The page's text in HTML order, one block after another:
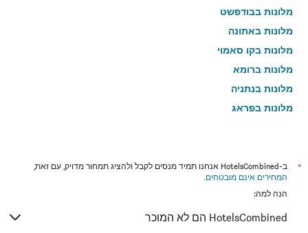
מלונות בבודפשט
מלונות באתונה
מלונות בקו סאמוי
מלונות ברומא
מלונות בנתניה
מלונות בפראג
מלונות בניו יורק
מלונות בבנגקוק
מלונות בבוקרשט
*
ב-HotelsCombined אנחנו תמיד מנסים לקבל ולהציג תמחור מדויק, עם זאת,
המחירים אינם מובטחים.
הנה למה:
HotelsCombined הם לא המוכר